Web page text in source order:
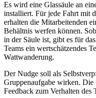
Es wird eine Glassäule an
installiert. Für jede Fahrt mit
erhalten die Mitarbeitenden
Behältnis werfen können.
in der Säule ist, gibt es für
Teams ein wertschätzendes
Wattwanderung.
Der Nudge soll als
Gruppenaufgabe wirken. Die
Feedback zum Verhalten des